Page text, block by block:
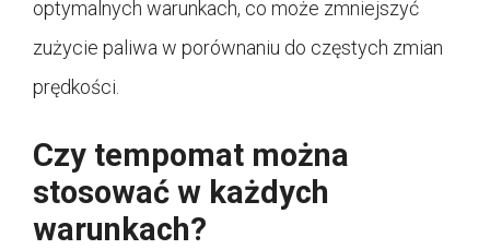
optymalnych warunkach, co może zmniejszyć
zużycie paliwa w porównaniu do częstych zmian
prędkości.
Czy tempomat można
stosować w każdych
warunkach?